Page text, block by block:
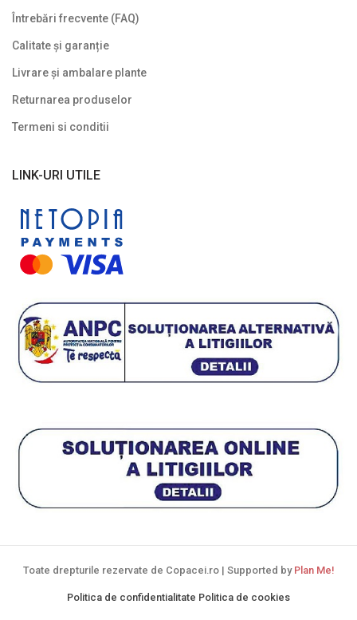
Întrebări frecvente (FAQ)
Calitate și garanție
Livrare și ambalare plante
Returnarea produselor
Termeni si conditii
LINK-URI UTILE
Toate drepturile rezervate de Copacei.ro | Supported by Plan Me!
Politica de confidentialitate Politica de cookies